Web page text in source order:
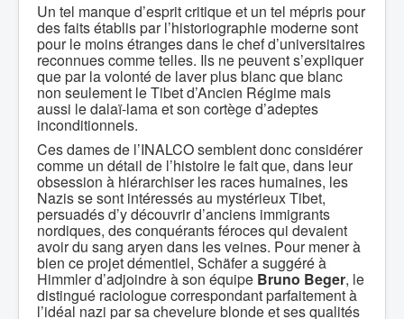
Un tel manque d’esprit critique et un tel mépris pour
des faits établis par l’historiographie moderne sont
pour le moins étranges dans le chef d’universitaires
reconnues comme telles. Ils ne peuvent s’expliquer
que par la volonté de laver plus blanc que blanc
non seulement le Tibet d’Ancien Régime mais
aussi le dalaï-lama et son cortège d’adeptes
inconditionnels.
Ces dames de l’INALCO semblent donc considérer
comme un détail de l’histoire le fait que, dans leur
obsession à hiérarchiser les races humaines, les
Nazis se sont intéressés au mystérieux Tibet,
persuadés d’y découvrir d’anciens immigrants
nordiques, des conquérants féroces qui devaient
avoir du sang aryen dans les veines. Pour mener à
bien ce projet démentiel, Schäfer a suggéré à
Himmler d’adjoindre à son équipe Bruno Beger, le
distingué raciologue correspondant parfaitement à
l’idéal nazi par sa chevelure blonde et ses qualités